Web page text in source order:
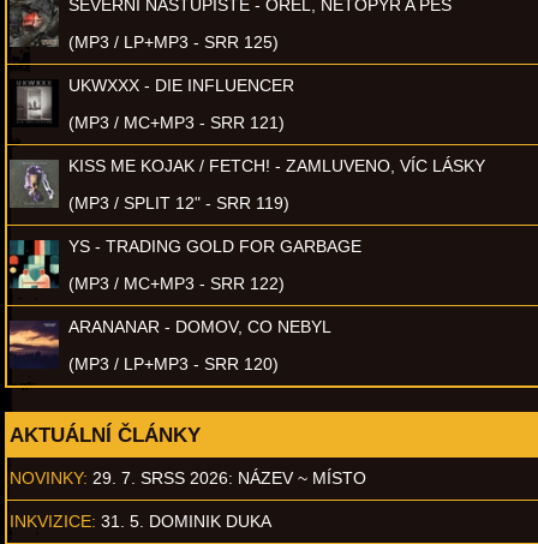
SEVERNÍ NÁSTUPIŠTĚ - OREL, NETOPÝR A PES
(MP3 / LP+MP3 - SRR 125)
UKWXXX - DIE INFLUENCER
(MP3 / MC+MP3 - SRR 121)
KISS ME KOJAK / FETCH! - ZAMLUVENO, VÍC LÁSKY
(MP3 / SPLIT 12" - SRR 119)
YS - TRADING GOLD FOR GARBAGE
(MP3 / MC+MP3 - SRR 122)
ARANANAR - DOMOV, CO NEBYL
(MP3 / LP+MP3 - SRR 120)
AKTUÁLNÍ ČLÁNKY
NOVINKY: 29. 7. SRSS 2026: NÁZEV ~ MÍSTO
INKVIZICE: 31. 5. DOMINIK DUKA